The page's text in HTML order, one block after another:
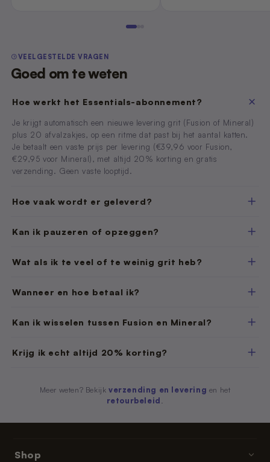
VEELGESTELDE VRAGEN
Goed om te weten
Hoe werkt het Essentials-abonnement?
Je krijgt automatisch een nieuwe levering grit (Fusion of Mineral)
plus 20 afvalzakjes, op een ritme dat past bij het aantal katten.
Je betaalt een vaste prijs per levering (€39,96 voor Fusion,
€29,95 voor Mineral), met altijd 20% korting en gratis
verzending. Geen vaste looptijd.
Hoe vaak wordt er geleverd?
Kan ik pauzeren of opzeggen?
Wat als ik te veel of te weinig grit heb?
Wanneer en hoe betaal ik?
Kan ik wisselen tussen Fusion en Mineral?
Krijg ik echt altijd 20% korting?
Meer weten? Bekijk verzending en levering en het
retourbeleid
Shop